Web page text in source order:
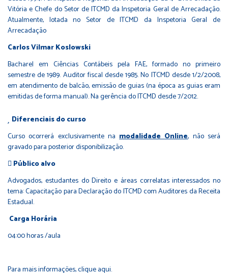
Vitória e Chefe do Setor de ITCMD da Inspetoria Geral de Arrecadação.
Atualmente, lotada no Setor de ITCMD da Inspetoria Geral de
Arrecadação
Carlos Vilmar Koslowski
Bacharel em Ciências Contábeis pela FAE, formado no primeiro
semestre de 1989. Auditor fiscal desde 1985. No ITCMD desde 1/2/2008,
em atendimento de balcão, emissão de guias (na época as guias eram
emitidas de forma manual). Na gerência do ITCMD desde 7/2012.
Diferenciais do curso
Curso ocorrerá exclusivamente namodalidade Online, não será
gravado para posterior disponibilização.
Público alvo
Advogados, estudantes do Direito e áreas correlatas interessados no
tema: Capacitação para Declaração do ITCMD com Auditores da Receita
Estadual.
Carga Horária
04:00 horas /aula
Para mais informações,clique aqui.